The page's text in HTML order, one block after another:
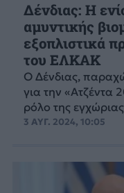
Δένδιας: Η
αμυντικής
εξοπλιστικά
του ΕΛΚΑΚ
Ο Δένδιας,
για την «Ατζέντα
ρόλο της
3 ΑΥΓ. 2024, 10:05